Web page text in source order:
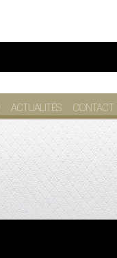
ACTUALITÉS CONTACT